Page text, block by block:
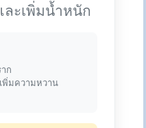
ละเพิ่มน้ำหนัก
าก
พิ่มความหวาน